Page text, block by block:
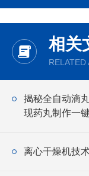
相关
RELATED
揭秘全自动滴
现药丸制作一
离心干燥机技